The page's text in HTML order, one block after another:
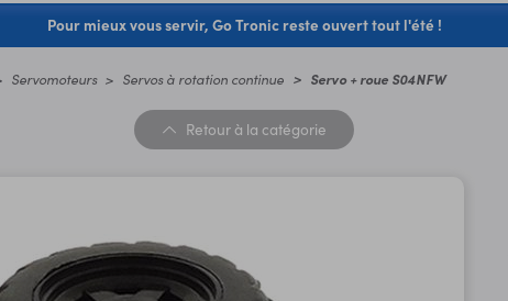
Pour mieux vous servir, Go Tronic reste ouvert tout l'été !
Servomoteurs Servos à rotation continue Servo + roue S04NFW
Retour à la catégorie